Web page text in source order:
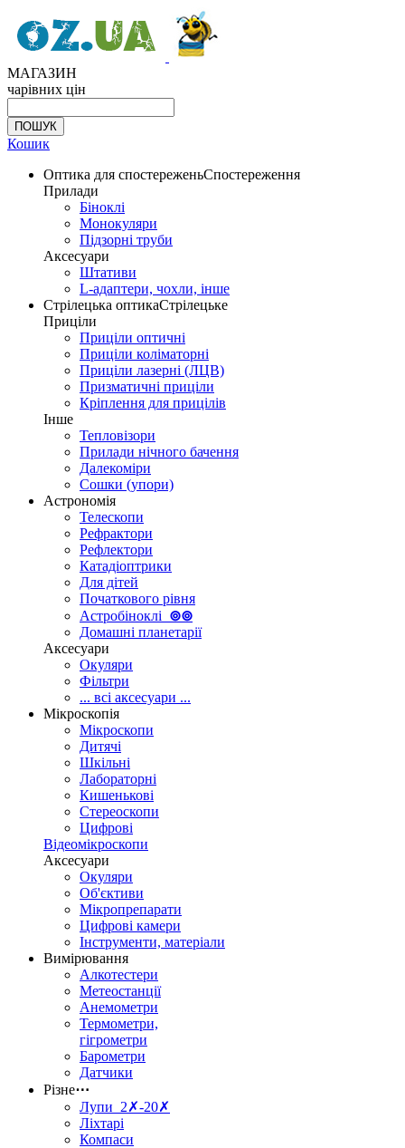
МАГАЗИН
чарівних цін
Кошик
Оптика для спостереженьСпостереження
Прилади
Біноклі
Монокуляри
Підзорні труби
Аксесуари
Штативи
L-адаптери, чохли, інше
Стрілецька оптикаСтрілецьке
Приціли
Приціли оптичні
Приціли коліматорні
Приціли лазерні (ЛЦВ)
Призматичні приціли
Кріплення для прицілів
Інше
Тепловізори
Прилади нічного бачення
Далекоміри
Сошки (упори)
Астрономія
Телескопи
Рефрактори
Рефлектори
Катадіоптрики
Для дітей
Початкового рівня
Астробіноклі ⊚⊚
Домашні планетарії
Аксесуари
Окуляри
Фільтри
... всі аксесуари ...
Мікроскопія
Мікроскопи
Дитячі
Шкільні
Лабораторні
Кишенькові
Стереоскопи
Цифрові
Відеомікроскопи
Аксесуари
Окуляри
Об'єктиви
Мікропрепарати
Цифрові камери
Інструменти, матеріали
Вимірювання
Алкотестери
Метеостанції
Анемометри
Термометри,
гігрометри
Барометри
Датчики
Різне⋯
Лупи 2✗-20✗
Ліхтарі
Компаси